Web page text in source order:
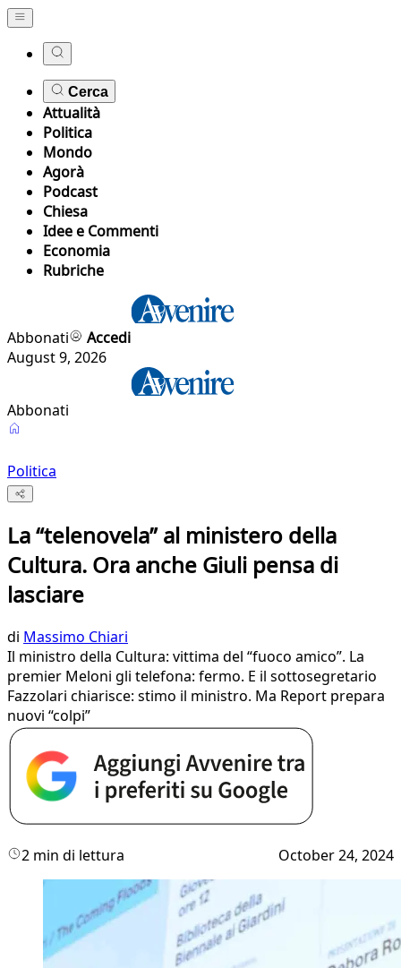
Cerca
Attualità
Politica
Mondo
Agorà
Podcast
Chiesa
Idee e Commenti
Economia
Rubriche
Abbonati
Accedi
August 9, 2026
Abbonati
Politica
La “telenovela” al ministero della
Cultura. Ora anche Giuli pensa di
lasciare
di Massimo Chiari
Il ministro della Cultura: vittima del “fuoco amico”. La
premier Meloni gli telefona: fermo. E il sottosegretario
Fazzolari chiarisce: stimo il ministro. Ma Report prepara
nuovi “colpi”
2 min di lettura October 24, 2024